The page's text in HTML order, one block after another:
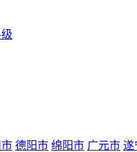
德阳市 绵阳市 广元市 遂